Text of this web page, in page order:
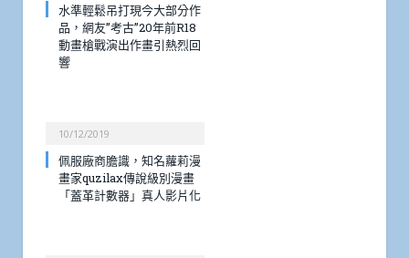
水準輕鬆吊打現今大部分作
品，網友”考古”20年前R18
動畫槍戰演出作畫引熱烈回
響
10/12/2019
佩服廠商膽識，知名蘿莉漫
畫家quzilax傳說級別漫畫
「蓋革計數器」真人影片化